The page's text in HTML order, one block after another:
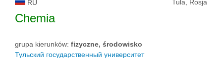
RU Tula, Rosja
Chemia
grupa kierunków: fizyczne, środowisko
Тульский государственный университет